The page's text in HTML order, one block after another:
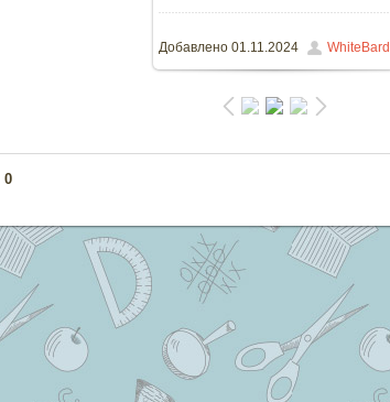
1152x864/ 203.0Kb
Добавлено01.11.2024 WhiteBard
0